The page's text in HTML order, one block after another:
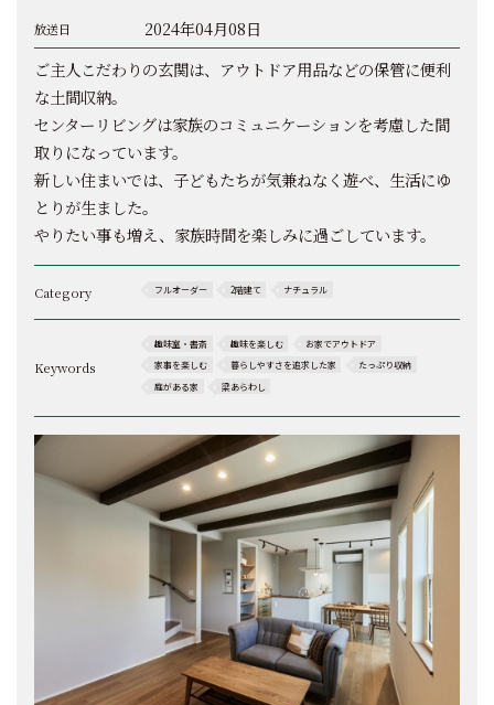
放送日
2024年04月08日
ご主人こだわりの玄関は、アウトドア用品などの保管に便利
な土間収納。
センターリビングは家族のコミュニケーションを考慮した間
取りになっています。
新しい住まいでは、子どもたちが気兼ねなく遊べ、生活にゆ
とりが生ました。
やりたい事も増え、家族時間を楽しみに過ごしています。
Category フルオーダー 2階建て ナチュラル
Keywords
趣味室・書斎 趣味を楽しむ
お家でアウトドア
家事を楽しむ
暮らしやすさを追求した家
たっぷり収納
庭がある家
梁あらわし